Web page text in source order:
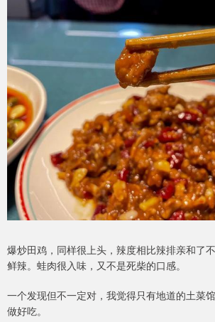
爆炒田鸡，同样很上头，辣度相比辣排亲和了
鲜辣。蛙肉很入味，又不是死柴的口感。
一个发现但不一定对，我觉得只有地道的土菜
做好吃。